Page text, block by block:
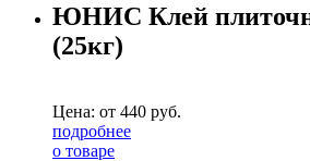
ЮНИС Клей
(25кг)
Цена: от 440 руб.
подробнее
о товаре